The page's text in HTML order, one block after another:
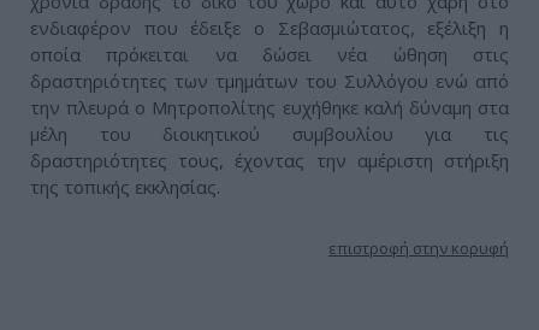
ενδιαφέρον που έδειξε ο Σεβασμιώτατος, εξέλιξη η
οποία πρόκειται να δώσει νέα ώθηση στις
δραστηριότητες των τμημάτων του Συλλόγου ενώ από
την πλευρά ο Μητροπολίτης ευχήθηκε καλή δύναμη στα
μέλη του διοικητικού συμβουλίου για τις
δραστηριότητες τους, έχοντας την αμέριστη στήριξη
της τοπικής εκκλησίας.
επιστροφή στην κορυφή